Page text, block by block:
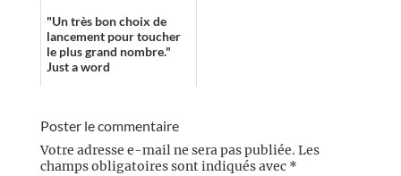
"Un très bon choix de
lancement pour toucher
le plus grand nombre."
Just a word
Poster le commentaire
Votre adresse e-mail ne sera pas publiée. Les
champs obligatoires sont indiqués avec *